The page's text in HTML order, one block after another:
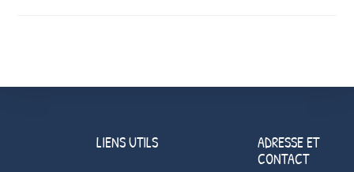
LIENS UTILS
ADRESSE ET
CONTACT